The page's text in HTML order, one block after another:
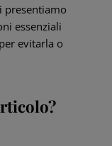
presentiamo
essenziali
evitarla o